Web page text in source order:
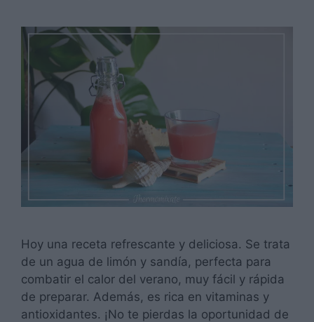
Hoy una receta refrescante y deliciosa. Se trata
de un agua de limón y sandía, perfecta para
combatir el calor del verano, muy fácil y rápida
de preparar. Además, es rica en vitaminas y
antioxidantes. ¡No te pierdas la oportunidad de